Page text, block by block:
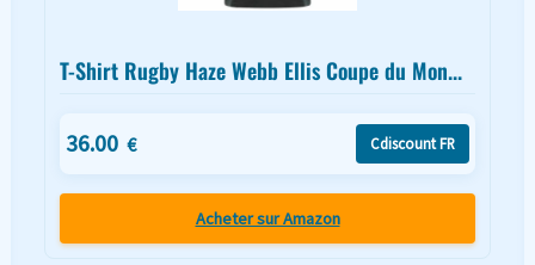
T-Shirt Rugby Haze Webb Ellis Coupe du Mon...
36.00 € Cdiscount FR
Acheter sur Amazon